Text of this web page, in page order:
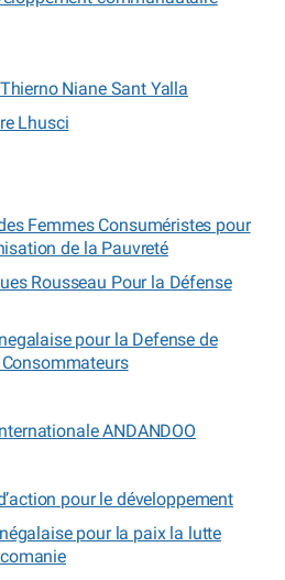
Niane Sant Yalla
Lhusci
Femmes Consuméristes pour
de la Pauvreté
Rousseau Pour la Défense
pour la Defense de
Consommateurs
ANDANDOO
pour le développement
pour la paix la lutte